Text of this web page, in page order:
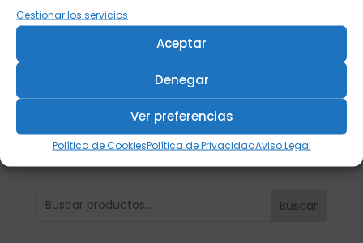
Gestionar los servicios
Aceptar
Denegar
Ver preferencias
Política de CookiesPolítica de PrivacidadAviso Legal
Buscar